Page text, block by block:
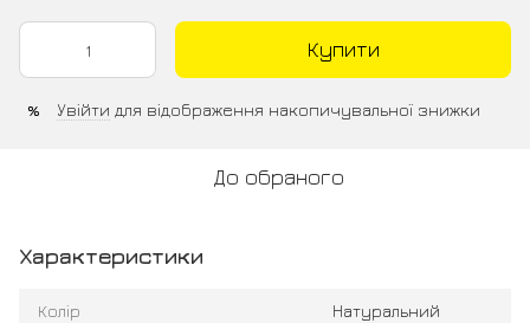
Купити
% Увійти для відображення накопичувальної знижки
До обраного
Характеристики
Колір Натуральний